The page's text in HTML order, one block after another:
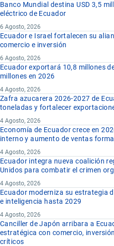
Banco Mundial destina USD 3,5
eléctrico de Ecuador
6 Agosto, 2026
Ecuador e Israel fortalecen su
comercio e inversión
6 Agosto, 2026
Ecuador exportará 10,8 millones
millones en 2026
4 Agosto, 2026
Zafra azucarera 2026-2027 de
toneladas y fortalecer
4 Agosto, 2026
Economía de Ecuador crece en
interno y aumento de ventas
4 Agosto, 2026
Ecuador integra nueva coalición
Unidos para combatir el crimen
4 Agosto, 2026
Ecuador moderniza su estrategia
e inteligencia hasta 2029
4 Agosto, 2026
Canciller de Japón arribara a
estratégica con comercio,
críticos